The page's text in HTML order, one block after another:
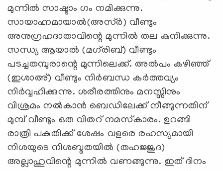
മുന്നില്‍ സാഷ്ടാം ഗം നമിക്കുന്നു.
സായാഹ്നമായാല്‍(അസ്ര്‍) വീണ്ടും
അനുഗ്രഹദാതാവിന്റെ മുന്നില്‍ തല കുനിക്കുന്നു.
സന്ധ്യ ആയാല്‍ (മഗ്‌രിബ്) വീണ്ടും
പടച്ചതമ്പുരാന്റെ മുന്നിലെക്ക്. അല്‍പം കഴിഞ്ഞ്
(ഇശാഅ്) വീണ്ടും നിര്‍ബന്ധ കര്‍ത്തവ്യം
നിര്‍വ്വഹിക്കുന്നു. ശരീരത്തിനും മനസ്സിനും
വിശ്രമം നല്‍കാന്‍ ബെഡിലേക്ക് നീങ്ങുന്നതിന്
മുമ്പ് വീണ്ടും ഒരു വിതറ് നമസ്‌കാരം. ഉറങ്ങി
രാത്രി പകുതിക്ക് ശേഷം വളരെ രഹസ്യമായി
നിശയുടെ നിശബ്ദതയില്‍ (തഹജ്ജുദ)
അല്ലാഹുവിന്റെ മുന്നില്‍ വണങ്ങുന്നു. ഇത് ദിനം